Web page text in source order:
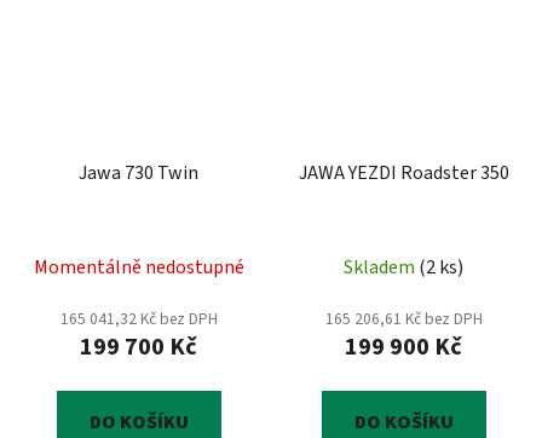
Jawa 730 Twin
Momentálně nedostupné
165 041,32 Kč bez DPH
199 700 Kč
DO KOŠÍKU
JAWA YEZDI Roadster 350
Skladem (2 ks)
165 206,61 Kč bez DPH
199 900 Kč
DO KOŠÍKU